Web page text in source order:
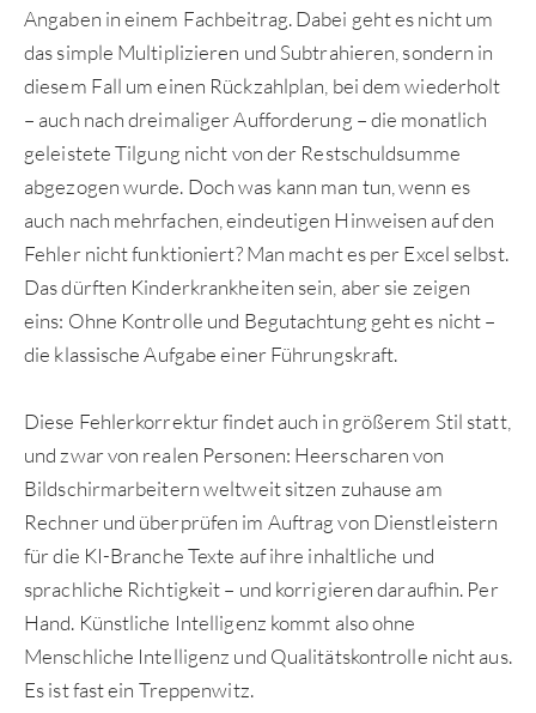
Angaben in einem Fachbeitrag. Dabei geht es nicht um
das simple Multiplizieren und Subtrahieren, sondern in
diesem Fall um einen Rückzahlplan, bei dem wiederholt
– auch nach dreimaliger Aufforderung – die monatlich
geleistete Tilgung nicht von der Restschuldsumme
abgezogen wurde. Doch was kann man tun, wenn es
auch nach mehrfachen, eindeutigen Hinweisen auf den
Fehler nicht funktioniert? Man macht es per Excel selbst.
Das dürften Kinderkrankheiten sein, aber sie zeigen
eins: Ohne Kontrolle und Begutachtung geht es nicht –
die klassische Aufgabe einer Führungskraft.
Diese Fehlerkorrektur findet auch in größerem Stil statt,
und zwar von realen Personen: Heerscharen von
Bildschirmarbeitern weltweit sitzen zuhause am
Rechner und überprüfen im Auftrag von Dienstleistern
für die KI-Branche Texte auf ihre inhaltliche und
sprachliche Richtigkeit – und korrigieren daraufhin. Per
Hand. Künstliche Intelligenz kommt also ohne
Menschliche Intelligenz und Qualitätskontrolle nicht aus.
Es ist fast ein Treppenwitz.